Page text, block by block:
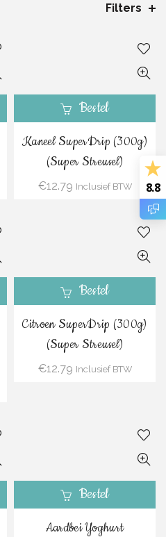
Filters
Bestel
Kaneel SuperDrip (300g)
(Super Streusel)
€12.79 Inclusief BTW
Bestel
Citroen SuperDrip (300g)
(Super Streusel)
€12.79 Inclusief BTW
Bestel
Aardbei Yoghurt
8.8